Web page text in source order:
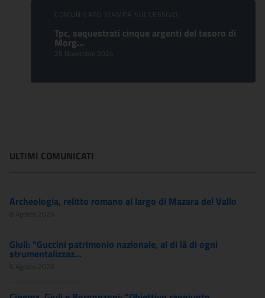
COMUNICATO STAMPA SUCCESSIVO:
Tpc, sequestrati cinque argenti del tesoro di
Morg...
25 Novembre 2024
ULTIMI COMUNICATI
Archeologia, relitto romano al largo di Mazara del Vallo
8 Agosto 2026
Giuli: "Guccini patrimonio nazionale, al di là di ogni
strumentalizzaz...
6 Agosto 2026